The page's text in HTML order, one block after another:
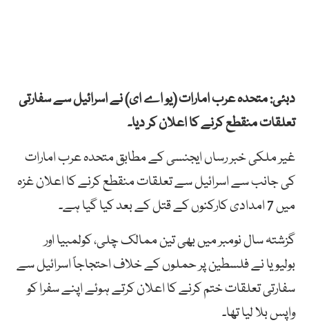
دبئی: متحدہ عرب امارات (یو اے ای) نے اسرائیل سے سفارتی
تعلقات منقطع کرنے کا اعلان کر دیا۔
غیر ملکی خبر رساں ایجنسی کے مطابق متحدہ عرب امارات
کی جانب سے اسرائیل سے تعلقات منقطع کرنے کا اعلان غزہ
میں 7 امدادی کارکنوں کے قتل کے بعد کیا گیا ہے۔
گزشتہ سال نومبر میں بھی تین ممالک چلی، کولمبیا اور
بولیویا نے فلسطین پر حملوں کے خلاف احتجاجاً اسرائیل سے
سفارتی تعلقات ختم کرنے کا اعلان کرتے ہوئے اپنے سفرا کو
واپس بلا لیا تھا۔